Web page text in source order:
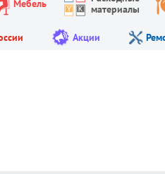
Мебель
материалы
Акции